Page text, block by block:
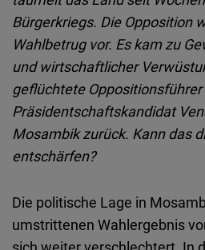
Bürgerkriegs. Die Opposition
Wahlbetrug vor. Es kam zu
und wirtschaftlicher
geflüchtete Oppositionsführer
Präsidentschaftskandidat
Mosambik zurück. Kann das
entschärfen?
Die politische Lage in
umstrittenen Wahlergebnis
Flickr
Embed
Newsletter2go
Embed
Podigee
D.Vinci
Embed